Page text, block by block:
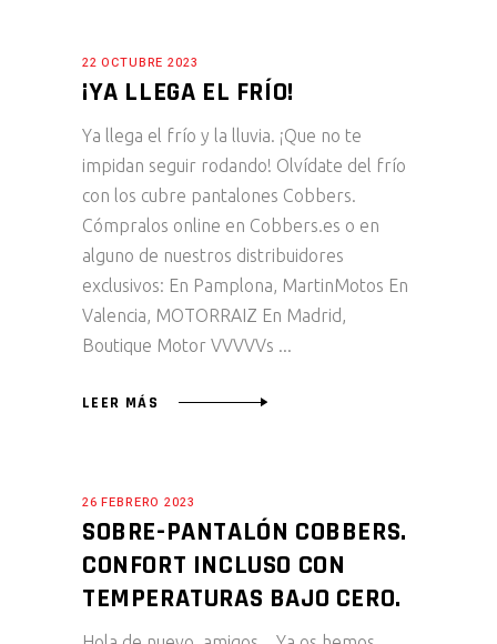
22 OCTUBRE 2023
¡YA LLEGA EL FRÍO!
Ya llega el frío y la lluvia. ¡Que no te
impidan seguir rodando! Olvídate del frío
con los cubre pantalones Cobbers.
Cómpralos online en Cobbers.es o en
alguno de nuestros distribuidores
exclusivos: En Pamplona, MartinMotos En
Valencia, MOTORRAIZ En Madrid,
Boutique Motor VVVVVs
LEER MÁS
26 FEBRERO 2023
SOBRE-PANTALÓN COBBERS.
CONFORT INCLUSO CON
TEMPERATURAS BAJO CERO.